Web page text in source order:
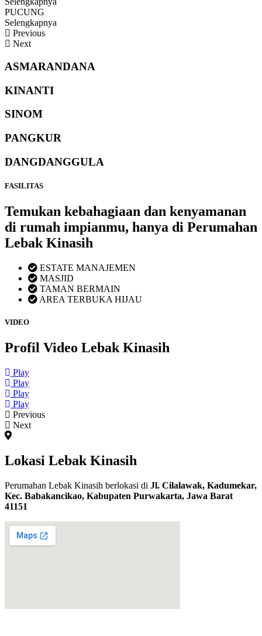
PUCUNG
Selengkapnya
Previous
Next
ASMARANDANA
KINANTI
SINOM
PANGKUR
DANGDANGGULA
FASILITAS
Temukan kebahagiaan dan kenyamanan
di rumah impianmu, hanya di Perumahan
Lebak Kinasih
ESTATE MANAJEMEN
MASJID
TAMAN BERMAIN
AREA TERBUKA HIJAU
VIDEO
Profil Video Lebak Kinasih
Play
Play
Play
Play
Previous
Next
Lokasi Lebak Kinasih
Perumahan Lebak Kinasih berlokasi di Jl. Cilalawak, Kadumekar,
Kec. Babakancikao, Kabupaten Purwakarta, Jawa Barat
41151